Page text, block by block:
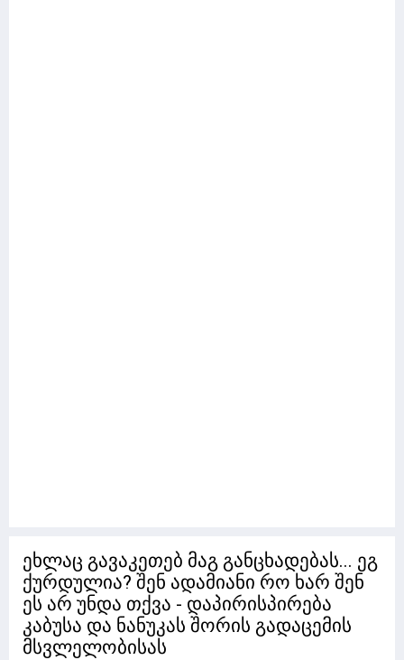
ეხლაც გავაკეთებ მაგ განცხადებას... ეგ
ქურდულია? შენ ადამიანი რო ხარ შენ
ეს არ უნდა თქვა - დაპირისპირება
კაბუსა და ნანუკას შორის გადაცემის
მსვლელობისას